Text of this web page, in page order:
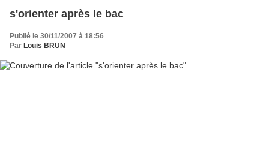
s'orienter après le bac
Publié le 30/11/2007 à 18:56
Par Louis BRUN